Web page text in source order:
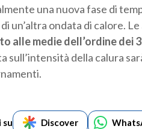
una nuova fase di
un’altra ondata di calore.
alle medie dell’ordine dei
sull’intensità della calura
su Discover